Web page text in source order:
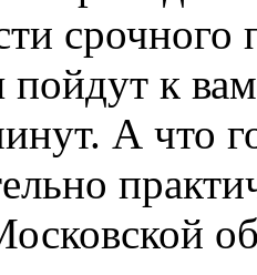
срочного
к
А что